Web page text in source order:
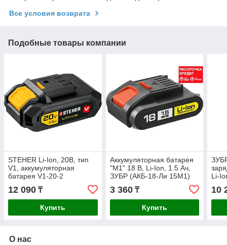
Все условия возврата
Подобные товары компании
STEHER Li-Ion, 20В, тип
V1, аккумуляторная
батарея V1-20-2
12 090 ₸
Купить
Аккумуляторная батарея
"М1" 18 В, Li-Ion, 1.5 Ач,
ЗУБР (АКБ-18-Ли 15М1)
3 360₸
Купить
Li-
10
О нас